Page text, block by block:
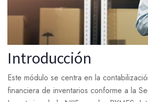
Introducción
Este módulo se centra en la
financiera de inventarios conforme a la